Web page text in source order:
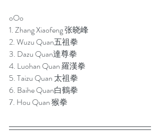
oOo
1. Zhang Xiaofeng 张晓峰
2. Wuzu Quan五祖拳
3. Dazu Quan達尊拳
4. Luohan Quan 羅漢拳
5. Taizu Quan 太祖拳
6. Baihe Quan白鶴拳
7. Hou Quan 猴拳